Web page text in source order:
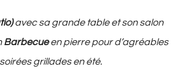
avec sa grande table et son salon
Barbecueen pierre pour d’agréables
soirées grillades en été.